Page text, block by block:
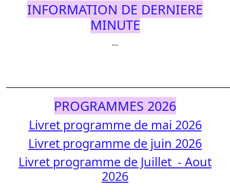
INFORMATION DE DERNIERE
MINUTE
...
PROGRAMMES 2026
Livret programme de mai 2026
Livret programme de juin 2026
Livret programme de Juillet - Aout
2026